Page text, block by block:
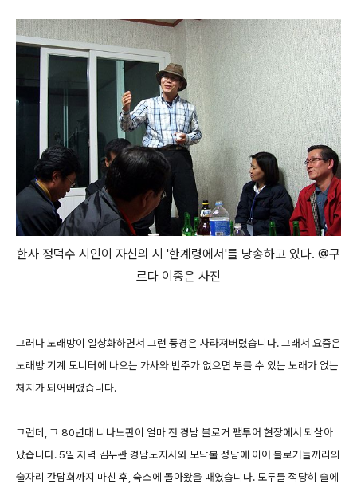
한사 정덕수 시인이 자신의 시 '한계령에서'를 낭송하고 있다. @구
르다 이종은 사진
그러나 노래방이 일상화하면서 그런 풍경은 사라져버렸습니다. 그래서 요즘은
노래방 기계 모니터에 나오는 가사와 반주가 없으면 부를 수 있는 노래가 없는
처지가 되어버렸습니다.
그런데, 그 80년대 니나노판이 얼마 전 경남 블로거 팸투어 현장에서 되살아
났습니다. 5일 저녁 김두관 경남도지사와 모닥불 정담에 이어 블로거들끼리의
술자리 간담회까지 마친 후, 숙소에 돌아왔을 때였습니다. 모두들 적당히 술에